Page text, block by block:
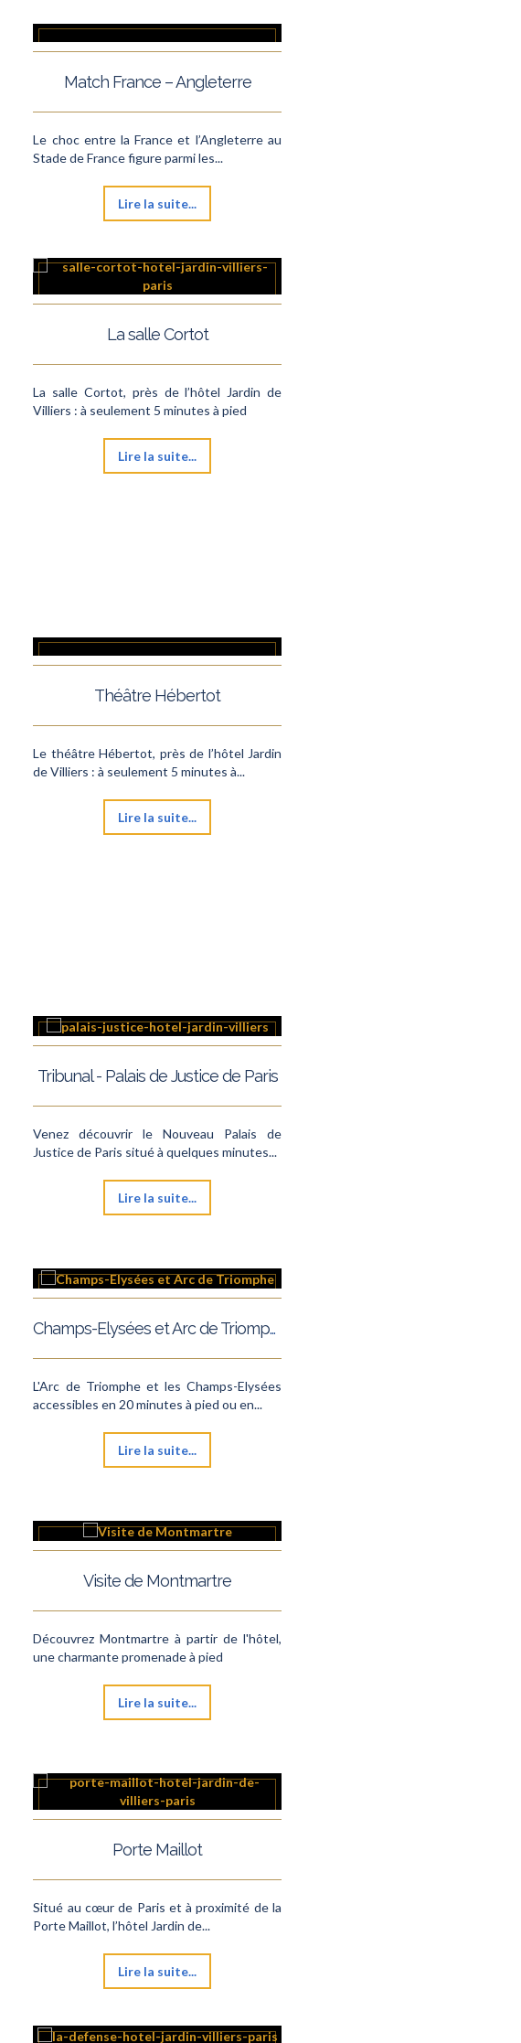
Match France – Angleterre
Le choc entre la France et l’Angleterre au
Stade de France figure parmi les...
Lire la suite...
La salle Cortot
La salle Cortot, près de l’hôtel Jardin de
Villiers : à seulement 5 minutes à pied
Lire la suite...
Théâtre Hébertot
Le théâtre Hébertot, près de l’hôtel Jardin
de Villiers : à seulement 5 minutes à...
Lire la suite...
Tribunal - Palais de Justice de Paris
Venez découvrir le Nouveau Palais de
Justice de Paris situé à quelques minutes...
Lire la suite...
Champs-Elysées et Arc de Triomphe
L'Arc de Triomphe et les Champs-Elysées
accessibles en 20 minutes à pied ou en...
Lire la suite...
Visite de Montmartre
Découvrez Montmartre à partir de l'hôtel,
une charmante promenade à pied
Lire la suite...
Porte Maillot
Situé au cœur de Paris et à proximité de la
Porte Maillot, l’hôtel Jardin de...
Lire la suite...